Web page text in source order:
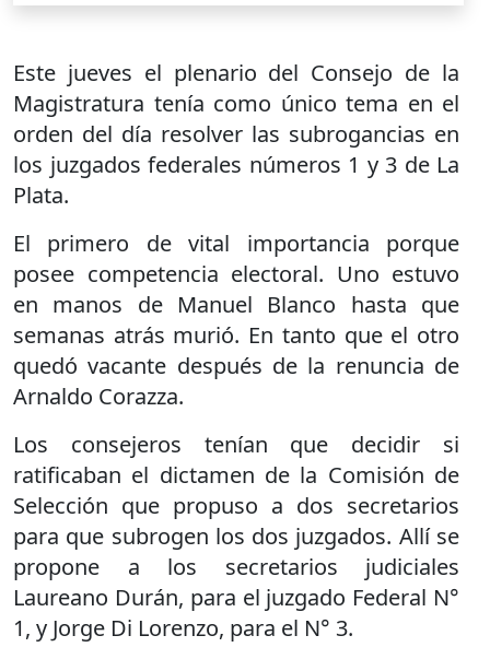
Este jueves el plenario del Consejo de la
Magistratura tenía como único tema en el
orden del día resolver las subrogancias en
los juzgados federales números 1 y 3 de La
Plata.
El primero de vital importancia porque
posee competencia electoral. Uno estuvo
en manos de Manuel Blanco hasta que
semanas atrás murió. En tanto que el otro
quedó vacante después de la renuncia de
Arnaldo Corazza.
Los consejeros tenían que decidir si
ratificaban el dictamen de la Comisión de
Selección que propuso a dos secretarios
para que subrogen los dos juzgados. Allí se
propone a los secretarios judiciales
Laureano Durán, para el juzgado Federal N°
1, y Jorge Di Lorenzo, para el N° 3.